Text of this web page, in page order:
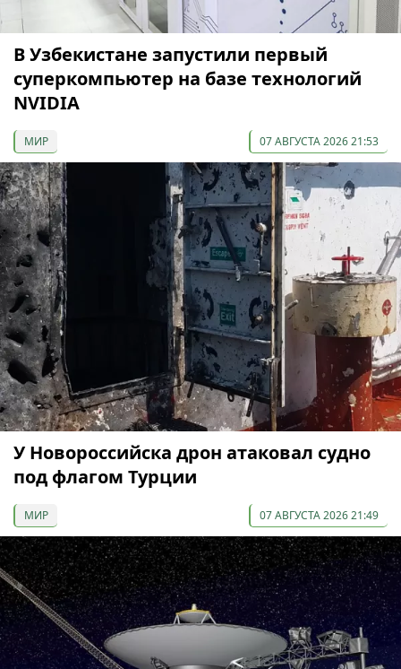
В Узбекистане запустили первый
суперкомпьютер на базе технологий
NVIDIA
МИР 07 АВГУСТА 2026 21:53
У Новороссийска дрон атаковал судно
под флагом Турции
МИР 07 АВГУСТА 2026 21:49